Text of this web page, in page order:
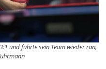
und führte sein Team wieder ran,